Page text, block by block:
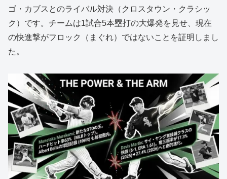
ゴ・カブスとのライバル対決（クロスタウン・クラシッ
ク）です。チームは1試合5本塁打の大爆発を見せ、現在
の快進撃がフロック（まぐれ）ではないことを証明しまし
た。